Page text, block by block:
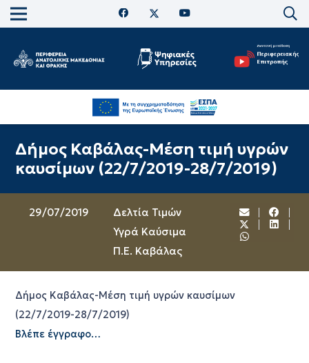
Δήμος Καβάλας-Μέση τιμή υγρών
καυσίμων (22/7/2019-28/7/2019)
29/07/2019
Δελτία Τιμών
Υγρά Καύσιμα
Π.Ε. Καβάλας
Δήμος Καβάλας-Μέση τιμή υγρών καυσίμων
(22/7/2019-28/7/2019)
Βλέπε έγγραφο…